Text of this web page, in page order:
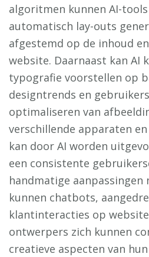
algoritmen kunnen AI-
automatisch lay-outs
afgestemd op de inhoud
website. Daarnaast kan AI
typografie voorstellen op
designtrends en
optimaliseren van
verschillende apparaten
kan door AI worden
een consistente
handmatige aanpassingen
kunnen chatbots,
klantinteracties op
ontwerpers zich kunnen
creatieve aspecten van